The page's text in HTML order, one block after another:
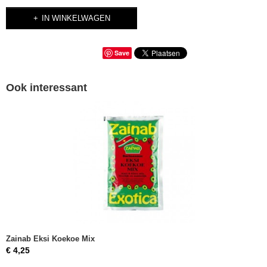
IN WINKELWAGEN
Save
Ook interessant
Zainab Eksi Koekoe Mix
€ 4,25